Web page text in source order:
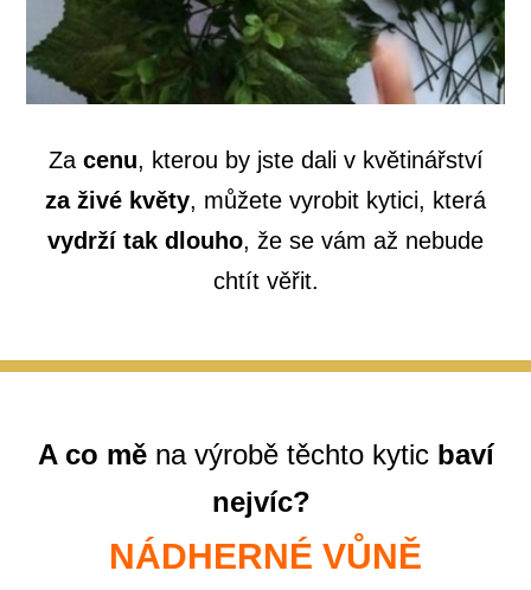
Zacenu, kterou by jste dali v květinářství
za živé květy, můžete vyrobit kytici, která
vydrží tak dlouho, že se vám až nebude
chtít věřit.
A co mě na výrobě těchto kyticbaví
nejvíc?
NÁDHERNÉ VŮNĚ